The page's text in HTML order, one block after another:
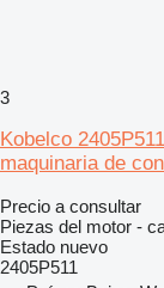
3
Kobelco
maquinaria de
Precio a consultar
Piezas del motor -
Estado nuevo
2405P511